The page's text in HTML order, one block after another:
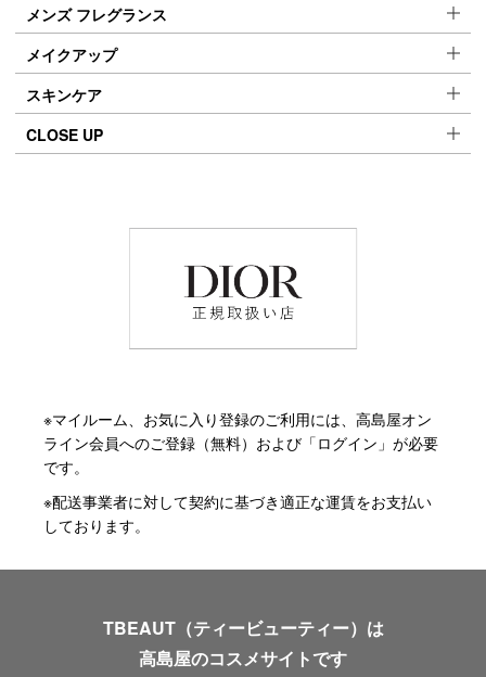
メンズ フレグランス
メイクアップ
スキンケア
CLOSE UP
※マイルーム、お気に入り登録のご利用には、高島屋オン
ライン会員へのご登録（無料）および「ログイン」が必要
です。
※配送事業者に対して契約に基づき適正な運賃をお支払い
しております。
TBEAUT（ティービューティー）は
高島屋のコスメサイトです